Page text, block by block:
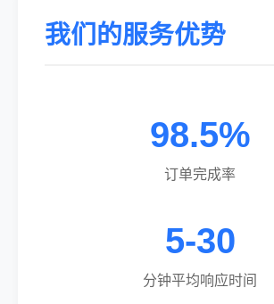
我们的服务优势
98.5%
订单完成率
5-30
分钟平均响应时间